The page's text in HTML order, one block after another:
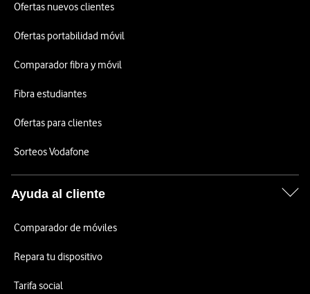
Ofertas nuevos clientes
Ofertas portabilidad móvil
Comparador fibra y móvil
Fibra estudiantes
Ofertas para clientes
Sorteos Vodafone
Ayuda al cliente
Comparador de móviles
Repara tu dispositivo
Tarifa social